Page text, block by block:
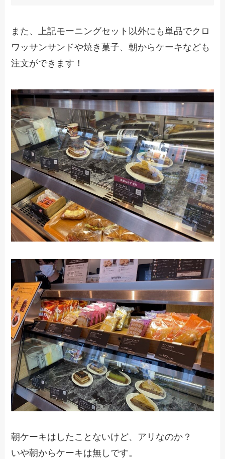
また、上記モーニングセット以外にも単品でクロ
ワッサンサンドや焼き菓子、朝からケーキなども
注文ができます！
朝ケーキはしたことないけど、アリなのか？
いや朝からケーキは無しです。